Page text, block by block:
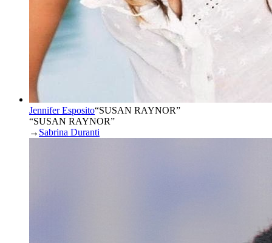
Jennifer Esposito“SUSAN RAYNOR”
“SUSAN RAYNOR”
→ Sabrina Duranti